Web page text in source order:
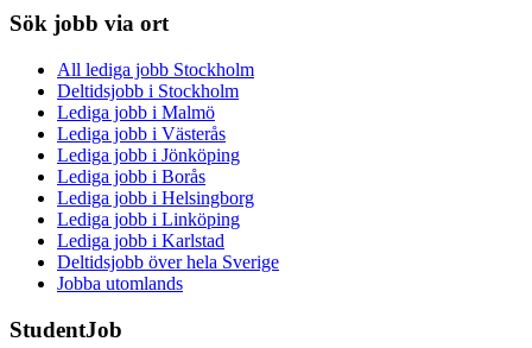
Sök jobb via ort
All lediga jobb Stockholm
Deltidsjobb i Stockholm
Lediga jobb i Malmö
Lediga jobb i Västerås
Lediga jobb i Jönköping
Lediga jobb i Borås
Lediga jobb i Helsingborg
Lediga jobb i Linköping
Lediga jobb i Karlstad
Deltidsjobb över hela Sverige
Jobba utomlands
StudentJob